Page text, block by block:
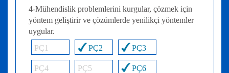
4-Mühendislik problemlerini kurgular, çözmek için
yöntem geliştirir ve çözümlerde yenilikçi yöntemler
uygular.
PÇ1
PÇ2 PÇ3
PÇ4 PÇ5 PÇ6